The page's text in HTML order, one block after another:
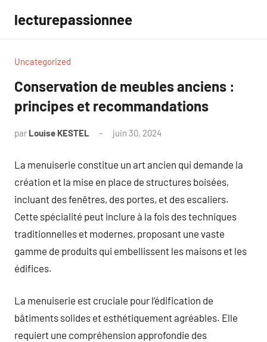
contenu
lecturepassionnee
Uncategorized
Conservation de meubles anciens :
principes et recommandations
par Louise KESTEL juin 30, 2024
La menuiserie constitue un art ancien qui demande la
création et la mise en place de structures boisées,
incluant des fenêtres, des portes, et des escaliers.
Cette spécialité peut inclure à la fois des techniques
traditionnelles et modernes, proposant une vaste
gamme de produits qui embellissent les maisons et les
édifices.
La menuiserie est cruciale pour l’édification de
bâtiments solides et esthétiquement agréables. Elle
requiert une compréhension approfondie des